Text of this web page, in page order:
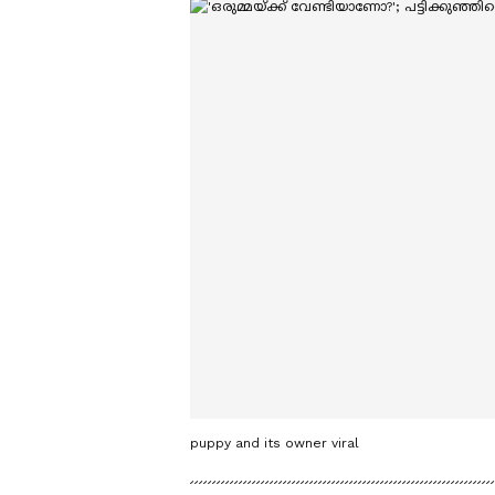
puppy and its owner viral